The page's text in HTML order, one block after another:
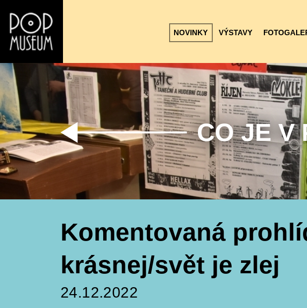
NOVINKY VÝSTAVY
CO JE V
Komentovaná
krásnej/svět je zlej
24.12.2022